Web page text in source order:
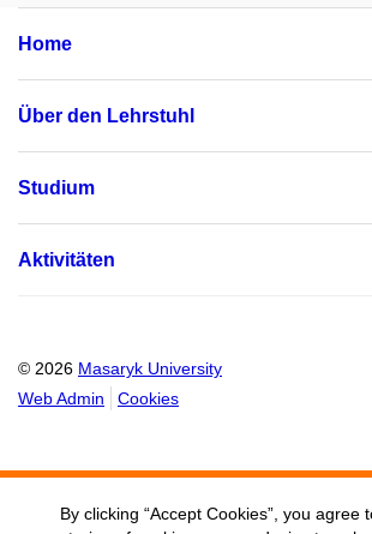
Home
Über den Lehrstuhl
Studium
Aktivitäten
© 2026 Masaryk University
Web Admin
Cookies
By clicking “Accept Cookies”, you agree